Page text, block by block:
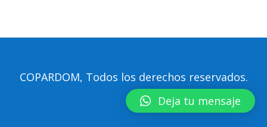
COPARDOM, Todos los derechos reservados.
Deja tu mensaje